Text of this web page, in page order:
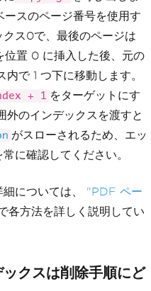
スのページ番号を使用す
ス0で、最後のページは
位置 0 に挿入した後、元の
で 1 つ下に移動します。
+ 1 をターゲットにす
外のインデックスを渡すと
がスローされるため、エッ
に確認してください。
については、 "PDF ペー
各方法を詳しく説明してい
クスは削除手順にど